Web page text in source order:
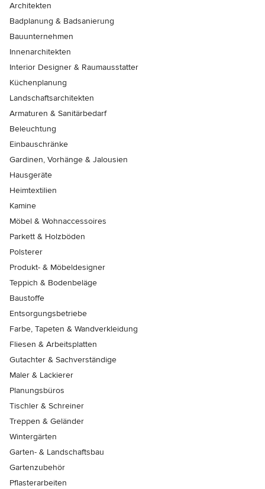
Architekten
Badplanung & Badsanierung
Bauunternehmen
Innenarchitekten
Interior Designer & Raumausstatter
Küchenplanung
Landschaftsarchitekten
Armaturen & Sanitärbedarf
Beleuchtung
Einbauschränke
Gardinen, Vorhänge & Jalousien
Hausgeräte
Heimtextilien
Kamine
Möbel & Wohnaccessoires
Parkett & Holzböden
Polsterer
Produkt- & Möbeldesigner
Teppich & Bodenbeläge
Baustoffe
Entsorgungsbetriebe
Farbe, Tapeten & Wandverkleidung
Fliesen & Arbeitsplatten
Gutachter & Sachverständige
Maler & Lackierer
Planungsbüros
Tischler & Schreiner
Treppen & Geländer
Wintergärten
Garten- & Landschaftsbau
Gartenzubehör
Pflasterarbeiten